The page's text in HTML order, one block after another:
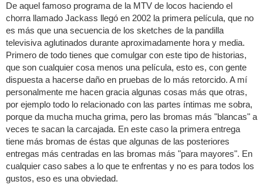
De aquel famoso programa de la MTV de locos haciendo el
chorra llamado Jackass llegó en 2002 la primera película, que no
es más que una secuencia de los sketches de la pandilla
televisiva aglutinados durante aproximadamente hora y media.
Primero de todo tienes que comulgar con este tipo de historias,
que son cualquier cosa menos una película, esto es, con gente
dispuesta a hacerse daño en pruebas de lo más retorcido. A mí
personalmente me hacen gracia algunas cosas más que otras,
por ejemplo todo lo relacionado con las partes íntimas me sobra,
porque da mucha mucha grima, pero las bromas más "blancas" a
veces te sacan la carcajada. En este caso la primera entrega
tiene más bromas de éstas que algunas de las posteriores
entregas más centradas en las bromas más "para mayores". En
cualquier caso sabes a lo que te enfrentas y no es para todos los
gustos, eso es una obviedad.